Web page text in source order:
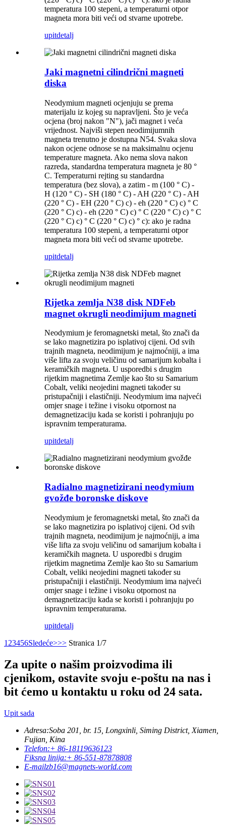
temperatura 100 stepeni, a temperaturni otpor
magneta mora biti veći od stvarne upotrebe.
upitdetalj
Jaki magnetni cilindrični magneti
diska
Neodymium magneti ocjenjuju se prema
materijalu iz kojeg su napravljeni. Što je veća
ocjena (broj nakon "N"), jači magnet i veća
vrijednost. Najviši stepen neodimijumnih
magneta trenutno je dostupna N54. Svaka slova
nakon ocjene odnose se na maksimalnu ocjenu
temperature magneta. Ako nema slova nakon
razreda, standardna temperatura magneta je 80 °
C. Temperaturni rejting su standardna
temperatura (bez slova), a zatim - m (100 ° C) -
H (120 ° C) - SH (180 ° C) - AH (220 ° C) - AH
(220 ° C) - EH (220 ° C) c) - eh (220 ° C) c) ° C
(220 ° C) c) - eh (220 ° C) c) ° C (220 ° C) c) ° C
(220 ° C) c) ° C (220 ° C) c) ° c): ako je radna
temperatura 100 stepeni, a temperaturni otpor
magneta mora biti veći od stvarne upotrebe.
upitdetalj
Rijetka zemlja N38 disk NDFeb
magnet okrugli neodimijum magneti
Neodymium je feromagnetski metal, što znači da
se lako magnetizira po isplativoj cijeni. Od svih
trajnih magneta, neodimijum je najmoćniji, a ima
više lifta za svoju veličinu od samarijum kobalta i
keramičkih magneta. U usporedbi s drugim
rijetkim magnetima Zemlje kao što su Samarium
Cobalt, veliki neojedini magneti također su
pristupačniji i elastičniji. Neodymium ima najveći
omjer snage i težine i visoku otpornost na
demagnetizaciju kada se koristi i pohranjuju po
ispravnim temperaturama.
upitdetalj
Radialno magnetizirani neodymium
gvožđe boronske diskove
Neodymium je feromagnetski metal, što znači da
se lako magnetizira po isplativoj cijeni. Od svih
trajnih magneta, neodimijum je najmoćniji, a ima
više lifta za svoju veličinu od samarijum kobalta i
keramičkih magneta. U usporedbi s drugim
rijetkim magnetima Zemlje kao što su Samarium
Cobalt, veliki neojedini magneti također su
pristupačniji i elastičniji. Neodymium ima najveći
omjer snage i težine i visoku otpornost na
demagnetizaciju kada se koristi i pohranjuju po
ispravnim temperaturama.
upitdetalj
1 23456Sledeće>>> Stranica 1/7
Za upite o našim proizvodima ili
cjenikom, ostavite svoju e-poštu na nas i
bit ćemo u kontaktu u roku od 24 sata.
Upit sada
Adresa:Soba 201, br. 15, Longxinli, Siming District, Xiamen,
Fujian, Kina
Telefon:+ 86-18119636123
Fiksna linija:+ 86-551-87878808
E-mailzb16@magnets-world.com